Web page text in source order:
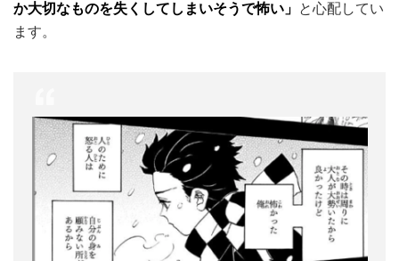
か大切なものを失くしてしまいそうで怖い」 と心配してい
ます。